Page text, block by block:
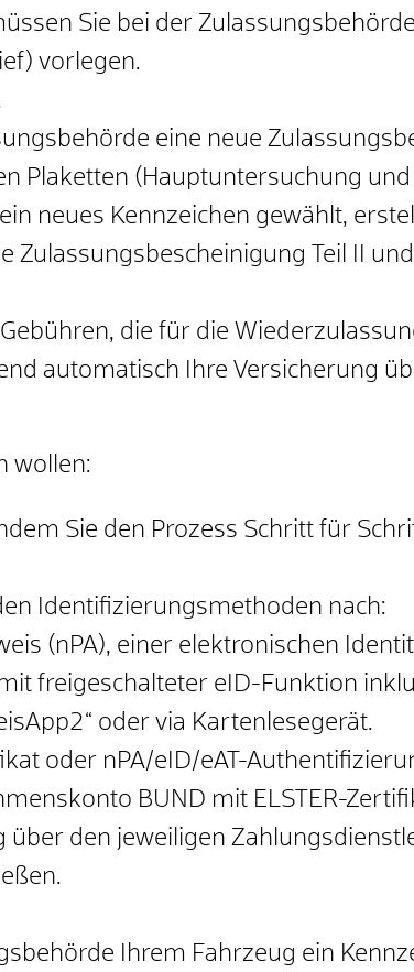
Sie bei der
vorlegen.
eine neue
Plaketten (Hauptuntersuchung
neues Kennzeichen gewählt,
Zulassungsbescheinigung Teil II
die für die
automatisch Ihre Versicherung
wollen:
Sie den Prozess Schritt für
Identifizierungsmethoden nach:
(nPA), einer elektronischen
freigeschalteter eID-Funktion
oder via Kartenlesegerät.
oder nPA/eID/eAT-
BUND mit ELSTER-
den jeweiligen
Ihrem Fahrzeug ein